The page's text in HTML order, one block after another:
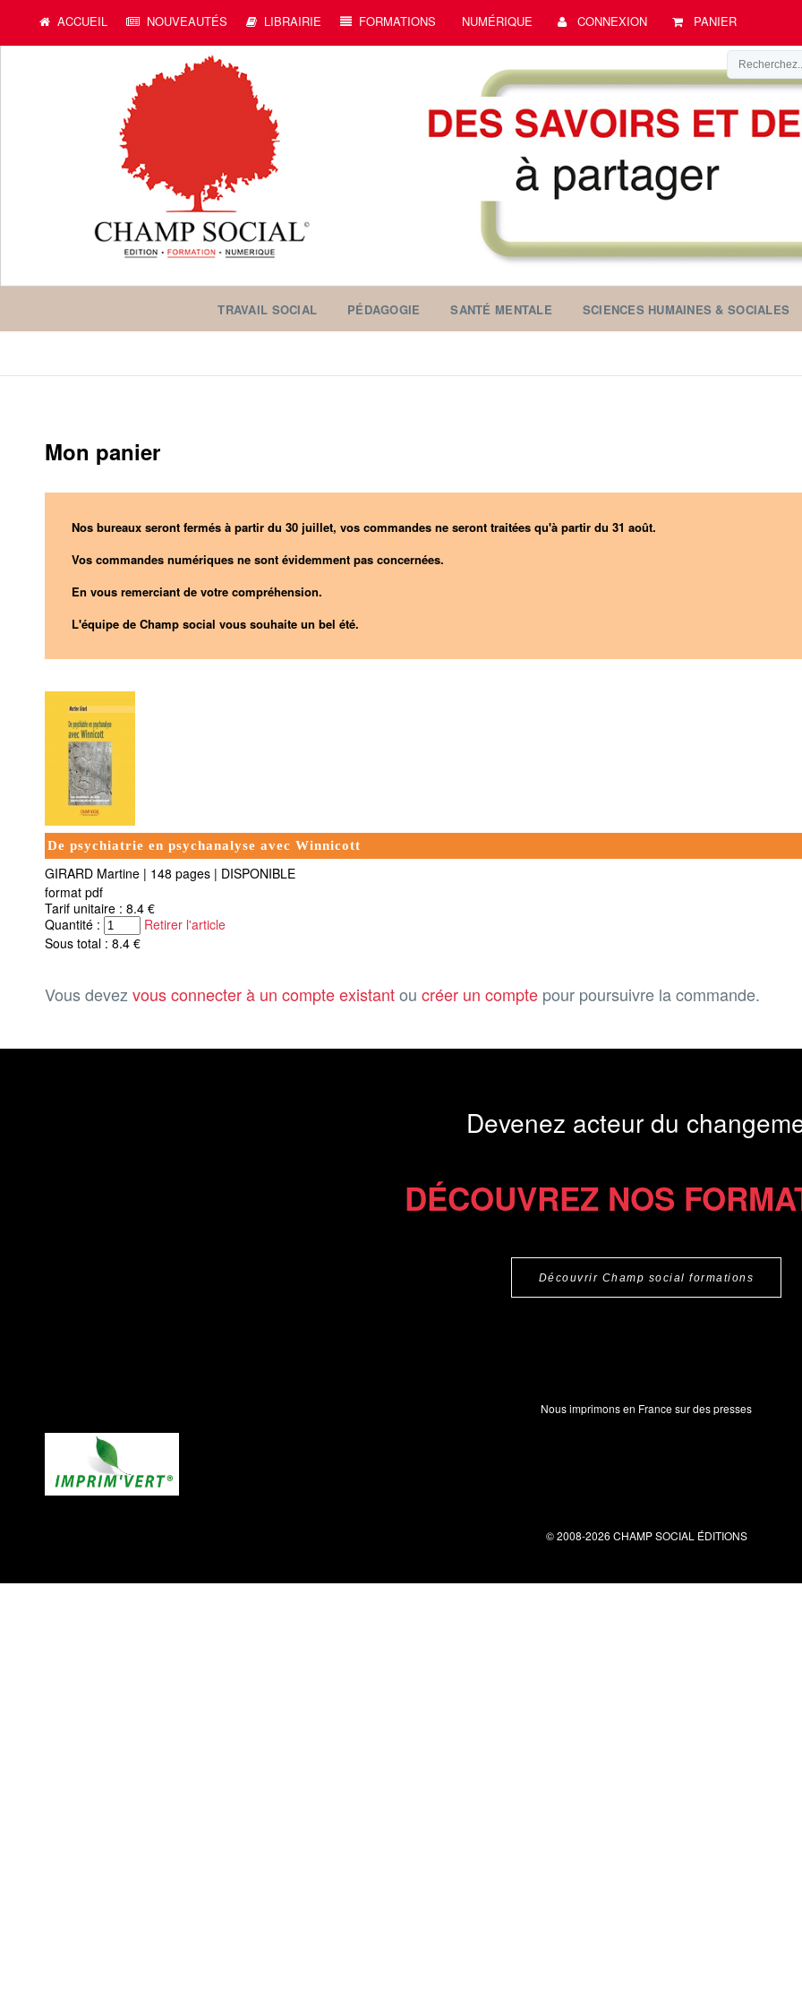
ACCUEIL NOUVEAUTÉS LIBRAIRIE FORMATIONS NUMÉRIQUE CONNEXION PANIER
TRAVAIL SOCIAL PÉDAGOGIE SANTÉ MENTALE SCIENCES HUMAINES & SOCIALES
Mon panier
Nos bureaux seront fermés à partir du 30 juillet, vos commandes ne seront traitées qu'à partir du 31 août.
Vos commandes numériques ne sont évidemment pas concernées.
En vous remerciant de votre compréhension.
L'équipe de Champ social vous souhaite un bel été.
De psychiatrie en psychanalyse avec Winnicott
GIRARD Martine | 148 pages | DISPONIBLE
format pdf
Tarif unitaire : 8.4 €
Quantité :
Retirer l'article
Sous total : 8.4 €
Vous devezvous connecter à un compte existantou créer un compte pour poursuivre la commande.
Devenez acteur du
DÉCOUVREZ NOS
Découvrir Champ social formations
Nous imprimons en France sur des presses
© 2008-2026 CHAMP SOCIAL ÉDITIONS